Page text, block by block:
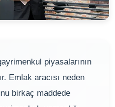
piyasalarının
Emlak aracısı neden
birkaç maddede